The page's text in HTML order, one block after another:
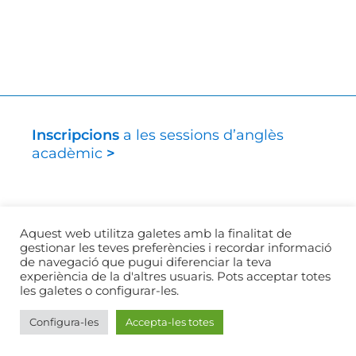
Inscripcionsa les sessions d’anglès
acadèmic>
…
CCBY-SA Write & Present | Universitat de Barcelona.
Serveis Lingüístics| Disseny web
Aquest web utilitza galetes amb la finalitat de
gestionar les teves preferències i recordar informació
de navegació que pugui diferenciar la teva
experiència de la d'altres usuaris. Pots acceptar totes
les galetes o configurar-les.
Configura-les Accepta-les totes